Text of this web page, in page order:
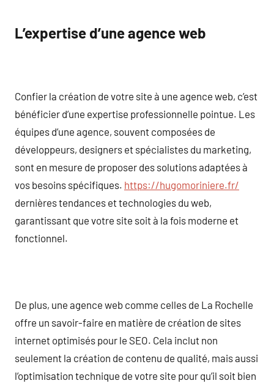
L’expertise d’une agence web
Confier la création de votre site à une agence web, c’est
bénéficier d’une expertise professionnelle pointue. Les
équipes d’une agence, souvent composées de
développeurs, designers et spécialistes du marketing,
sont en mesure de proposer des solutions adaptées à
vos besoins spécifiques. https://hugomoriniere.fr/
dernières tendances et technologies du web,
garantissant que votre site soit à la fois moderne et
fonctionnel.
De plus, une agence web comme celles de La Rochelle
offre un savoir-faire en matière de création de sites
internet optimisés pour le SEO. Cela inclut non
seulement la création de contenu de qualité, mais aussi
l’optimisation technique de votre site pour qu’il soit bien